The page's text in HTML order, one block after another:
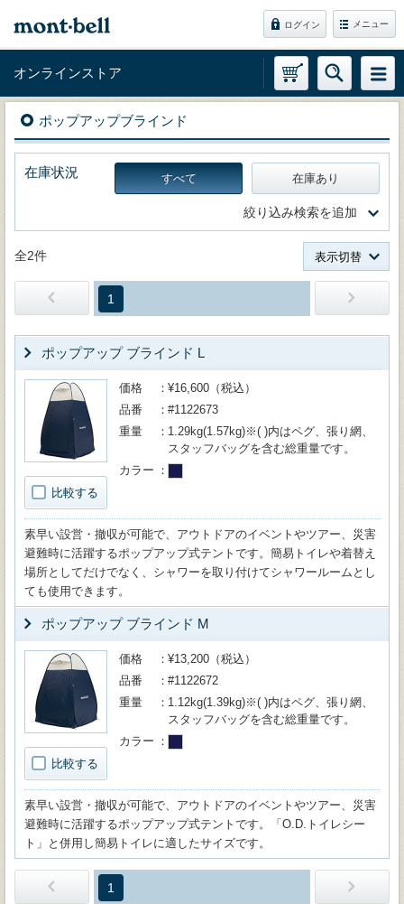
ログイン メニュー
オンラインストア
ポップアップブラインド
在庫状況 すべて 在庫あり
絞り込み検索を追加
全2件 表示切替
1
ポップアップ ブラインド L
比較する
価格
¥16,600（税込）
品番
#1122673
重量
1.29kg(1.57kg)※( )内はペグ、張り網、
スタッフバッグを含む総重量です。
カラー
素早い設営・撤収が可能で、アウトドアのイベントやツアー、災害
避難時に活躍するポップアップ式テントです。簡易トイレや着替え
場所としてだけでなく、シャワーを取り付けてシャワールームとし
ても使用できます。
ポップアップ ブラインド M
比較する
価格
¥13,200（税込）
品番
#1122672
重量
1.12kg(1.39kg)※( )内はペグ、張り網、
スタッフバッグを含む総重量です。
カラー
素早い設営・撤収が可能で、アウトドアのイベントやツアー、災害
避難時に活躍するポップアップ式テントです。「O.D.トイレシー
ト」と併用し簡易トイレに適したサイズです。
1